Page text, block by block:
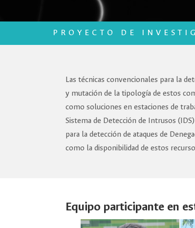
PROYECTO DE
Las técnicas convencionales para la
y mutación de la tipología de estos
como soluciones en estaciones de
Sistema de Detección de Intrusos
para la detección de ataques de
como la disponibilidad de estos
Equipo participante en